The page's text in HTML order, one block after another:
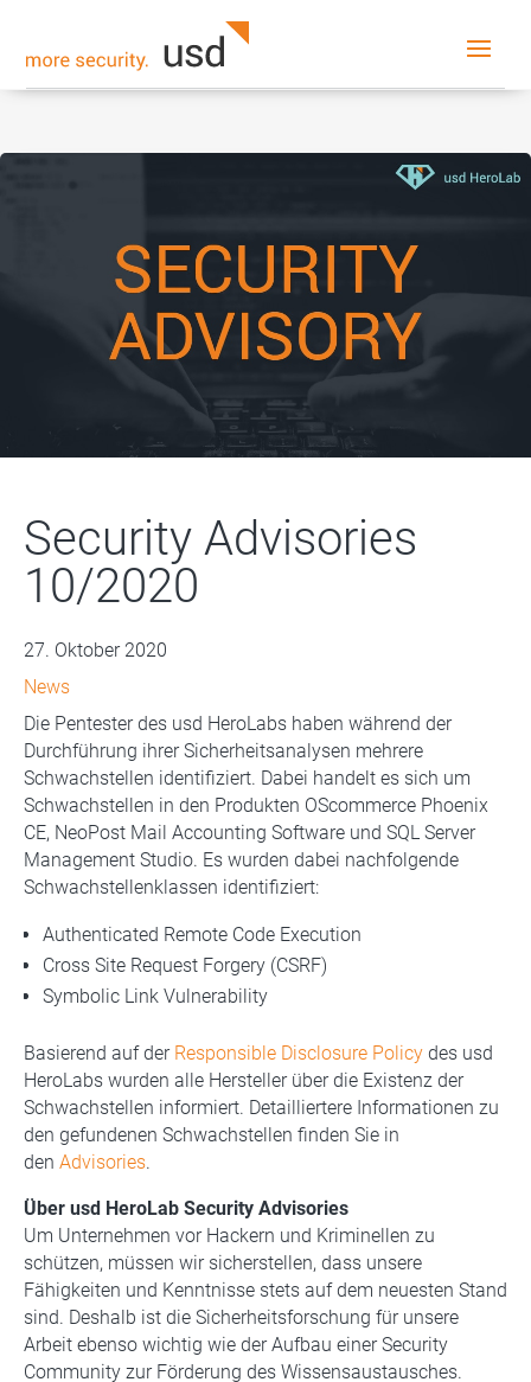
Security Advisories
10/2020
27. Oktober 2020
News
Die Pentester des usd HeroLabs haben während der
Durchführung ihrer Sicherheitsanalysen mehrere
Schwachstellen identifiziert. Dabei handelt es sich um
Schwachstellen in den Produkten OScommerce Phoenix
CE, NeoPost Mail Accounting Software und SQL Server
Management Studio. Es wurden dabei nachfolgende
Schwachstellenklassen identifiziert:
Authenticated Remote Code Execution
Cross Site Request Forgery (CSRF)
Symbolic Link Vulnerability
Basierend auf der Responsible Disclosure Policy des usd
HeroLabs wurden alle Hersteller über die Existenz der
Schwachstellen informiert. Detailliertere Informationen zu
den gefundenen Schwachstellen finden Sie in
den Advisories.
Über usd HeroLab Security Advisories
Um Unternehmen vor Hackern und Kriminellen zu
schützen, müssen wir sicherstellen, dass unsere
Fähigkeiten und Kenntnisse stets auf dem neuesten Stand
sind. Deshalb ist die Sicherheitsforschung für unsere
Arbeit ebenso wichtig wie der Aufbau einer Security
Community zur Förderung des Wissensaustausches.